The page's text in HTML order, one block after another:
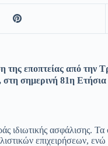
εποπτείας από την
στη σημερινή 81η
ιδιωτικής
επιχειρήσεων,